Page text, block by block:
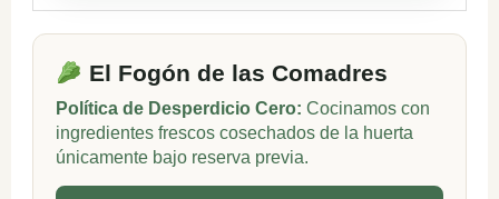
El Fogón de las Comadres
Política de Desperdicio Cero: Cocinamos con
ingredientes frescos cosechados de la huerta
únicamente bajo reserva previa.